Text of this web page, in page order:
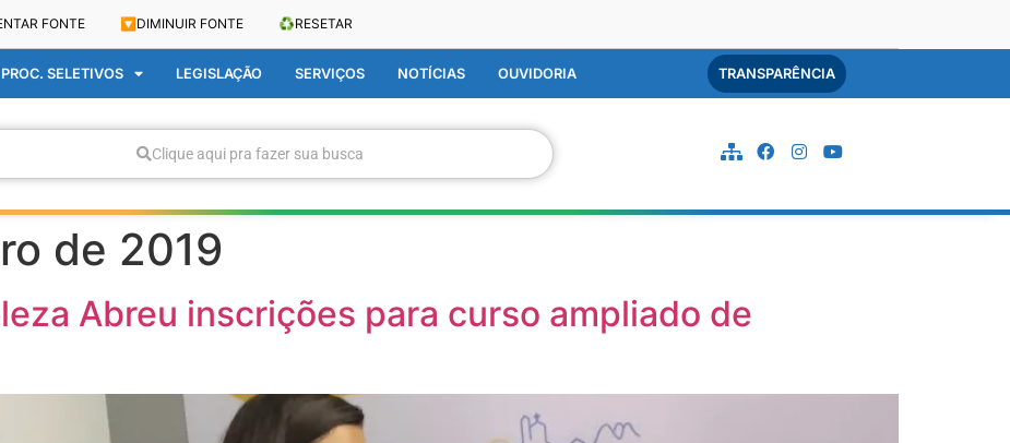
FONTE 🔽 DIMINUIR FONTE ♻️RESETAR
SELETIVOS LEGISLAÇÃO SERVIÇOS NOTÍCIAS OUVIDORIA TRANSPARÊNCIA
Clique aqui pra fazer sua busca
de 2019
Abreu inscrições para curso ampliado de